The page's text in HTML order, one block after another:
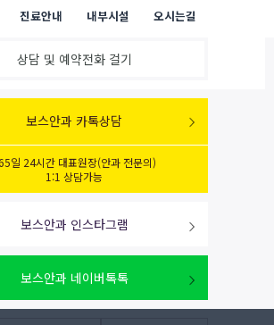
진료안내 내부시설 오시는길
상담 및 예약전화 걸기
보스안과 카톡상담
일 24시간 대표원장(안과 전문의)
1:1 상담가능
보스안과 인스타그램
보스안과 네이버톡톡